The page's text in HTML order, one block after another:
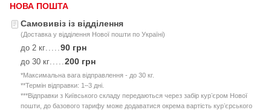
НОВА ПОШТА
Самовивіз із відділення
(Доставка у відділення Нової пошти по Україні)
до 2 кг 90 грн
до 30 кг 200 грн
*Максимальна вага відправлення - до 30 кг.
**Термін відправки: 1–3 дні.
***Відправки з Київського складу передаються через забір курʼєром Нової
пошти, до базового тарифу може додаватися окрема вартість курʼєрського